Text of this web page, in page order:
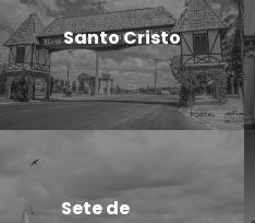
Santo Cristo
Sete de